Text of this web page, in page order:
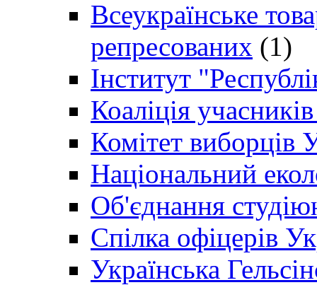
Всеукраїнське
репресованих (1)
Інститут
Коаліція
Комітет виборців
Національний
Об'єднання
Спілка офіцерів
Українська